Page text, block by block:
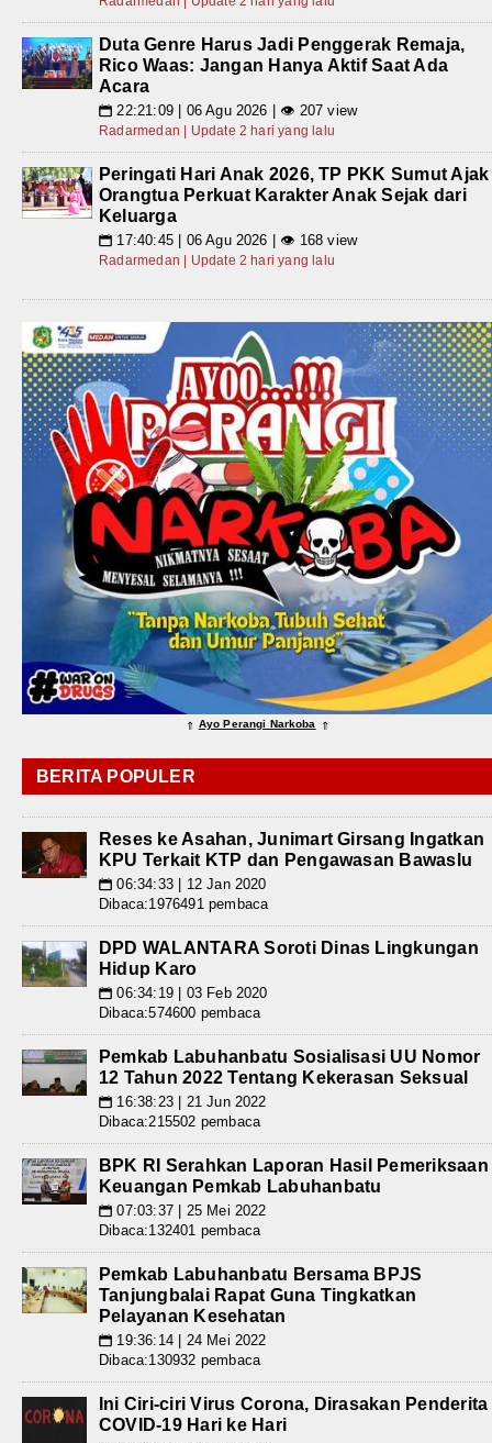
Duta Genre Harus Jadi Penggerak Remaja,
Rico Waas: Jangan Hanya Aktif Saat Ada
Acara
📅 22:21:09 | 06 Agu 2026 | 👁 207 view
Radarmedan | Update 2 hari yang lalu
Peringati Hari Anak 2026, TP PKK Sumut Ajak
Orangtua Perkuat Karakter Anak Sejak dari
Keluarga
📅 17:40:45 | 06 Agu 2026 | 👁 168 view
Radarmedan | Update 2 hari yang lalu
⇑ Ayo Perangi Narkoba ⇑
BERITA POPULER
Reses ke Asahan, Junimart Girsang Ingatkan
KPU Terkait KTP dan Pengawasan Bawaslu
📅 06:34:33 | 12 Jan 2020
Dibaca:1976491 pembaca
DPD WALANTARA Soroti Dinas Lingkungan
Hidup Karo
📅 06:34:19 | 03 Feb 2020
Dibaca:574600 pembaca
Pemkab Labuhanbatu Sosialisasi UU Nomor
12 Tahun 2022 Tentang Kekerasan Seksual
📅 16:38:23 | 21 Jun 2022
Dibaca:215502 pembaca
BPK RI Serahkan Laporan Hasil Pemeriksaan
Keuangan Pemkab Labuhanbatu
📅 07:03:37 | 25 Mei 2022
Dibaca:132401 pembaca
Pemkab Labuhanbatu Bersama BPJS
Tanjungbalai Rapat Guna Tingkatkan
Pelayanan Kesehatan
📅 19:36:14 | 24 Mei 2022
Dibaca:130932 pembaca
Ini Ciri-ciri Virus Corona, Dirasakan Penderita
COVID-19 Hari ke Hari